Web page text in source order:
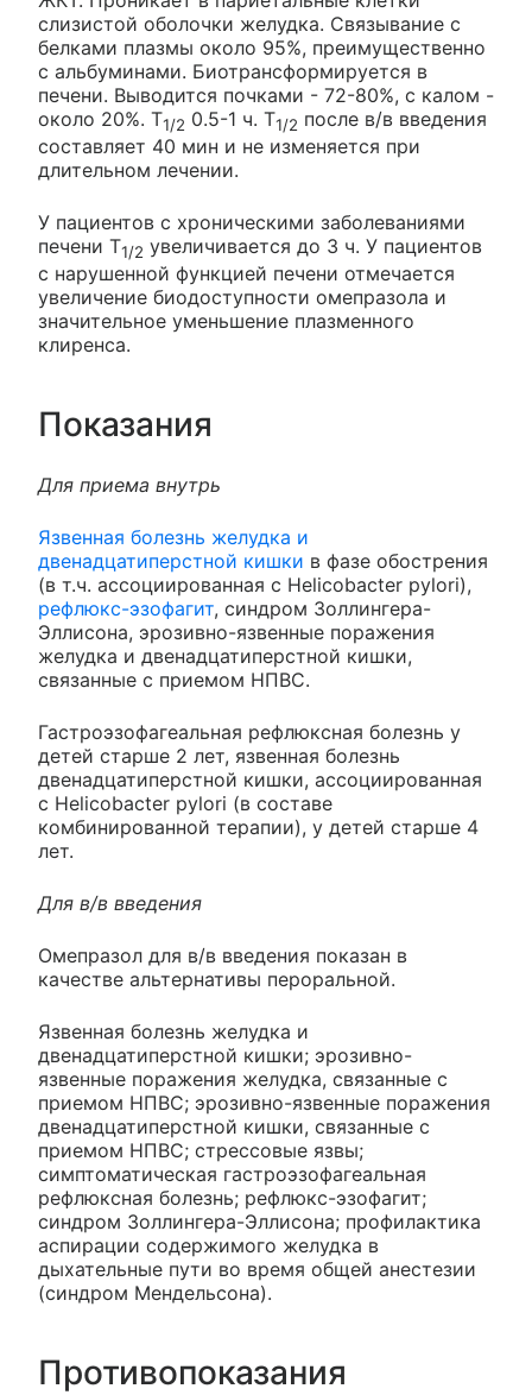
слизистой оболочки желудка. Связывание с
белками плазмы около 95%, преимущественно
с альбуминами. Биотрансформируется в
печени. Выводится почками - 72-80%, с калом -
около 20%. T1/2 0.5-1 ч. T1/2 после в/в введения
составляет 40 мин и не изменяется при
длительном лечении.
У пациентов с хроническими заболеваниями
печени T1/2 увеличивается до 3 ч. У пациентов
с нарушенной функцией печени отмечается
увеличение биодоступности омепразола и
значительное уменьшение плазменного
клиренса.
Показания
Для приема внутрь
Язвенная болезнь желудка и
двенадцатиперстной кишки в фазе обострения
(в т.ч. ассоциированная с Helicobacter pylori),
рефлюкс-эзофагит, синдром Золлингера-
Эллисона, эрозивно-язвенные поражения
желудка и двенадцатиперстной кишки,
связанные с приемом НПВС.
Гастроэзофагеальная рефлюксная болезнь у
детей старше 2 лет, язвенная болезнь
двенадцатиперстной кишки, ассоциированная
с Helicobacter pylori (в составе
комбинированной терапии), у детей старше 4
лет.
Для в/в введения
Омепразол для в/в введения показан в
качестве альтернативы пероральной.
Язвенная болезнь желудка и
двенадцатиперстной кишки; эрозивно-
язвенные поражения желудка, связанные с
приемом НПВС; эрозивно-язвенные поражения
двенадцатиперстной кишки, связанные с
приемом НПВС; стрессовые язвы;
симптоматическая гастроэзофагеальная
рефлюксная болезнь; рефлюкс-эзофагит;
синдром Золлингера-Эллисона; профилактика
аспирации содержимого желудка в
дыхательные пути во время общей анестезии
(синдром Мендельсона).
Противопоказания